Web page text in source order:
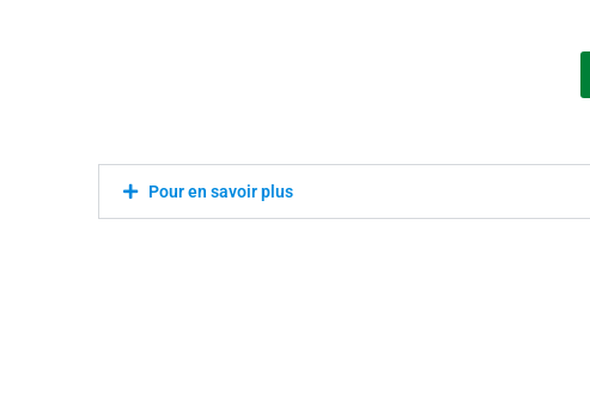
Pour en savoir plus